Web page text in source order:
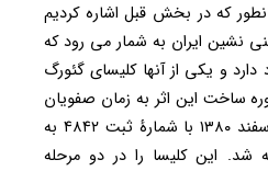
که در بخش قبل اشاره کردیم
نشین ایران به شمار می رود که
و یکی از آنها کلیسای گئورگ
ساخت این اثر به زمان صفویان
بر می گردد و در تاریخ ۱۹ اسفند ۱۳۸۰ با شمارهٔ ثبت ۴۸۴۲ به
شد. این کلیسا را در دو مرحله